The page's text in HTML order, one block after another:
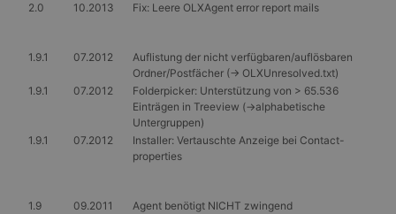
2.0
10.2013 Fix: Leere OLXAgent error report mails
1.9.1 07.2012
Auflistung der nicht verfügbaren/auflösbaren
Ordner/Postfächer (-> OLXUnresolved.txt)
1.9.1
07.2012
Folderpicker: Unterstützung von > 65.536
Einträgen in Treeview (->alphabetische
Untergruppen)
1.9.1
07.2012
Installer: Vertauschte Anzeige bei Contact-
properties
1.9 09.2011
Agent benötigt NICHT zwingend